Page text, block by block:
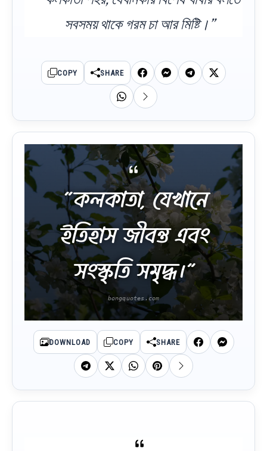
সবসময় থাকে গরম চা আর মিষ্টি।”
COPY SHARE
“কলকাতা, যেখানে
ইতিহাস জীবন্ত এবং
সংস্কৃতি সমৃদ্ধ।”
DOWNLOAD COPY SHARE